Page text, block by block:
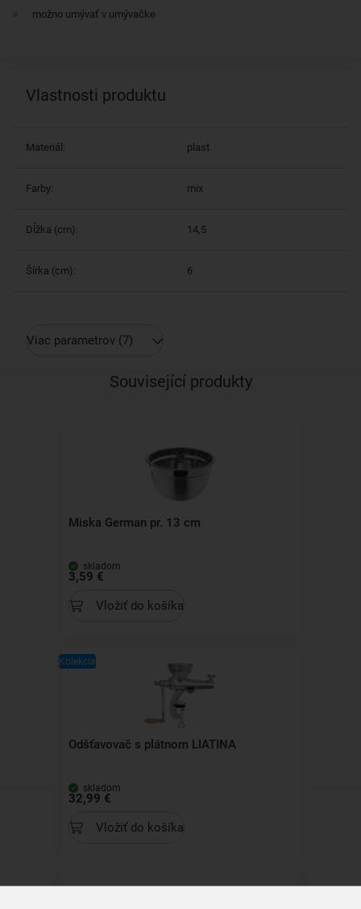
možno umývať v umývačke
Vlastnosti produktu
Materiál: plast
Farby: mix
Dĺžka (cm): 14,5
Šírka (cm): 6
Viac parametrov (7)
Související produkty
Miska German pr. 13 cm
skladom
3,59 €
Vložiť do košíka
Kolekcia
Odšťavovač s plátnom LIATINA
skladom
32,99 €
Vložiť do košíka